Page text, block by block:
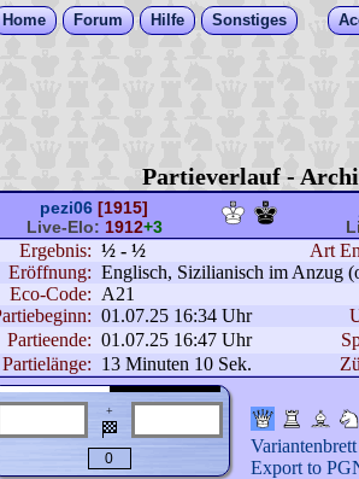
Home Forum Hilfe Sonstiges
Partieverlauf -
pezi06 [1915]
Live-Elo: 1912+3
Ergebnis: ½ - ½ Art
Eröffnung: Englisch, Sizilianisch im Anzug
Eco-Code: A21
01.07.25 16:34 Uhr
Partieende: 01.07.25 16:47 Uhr
Partielänge: 13 Minuten 10 Sek.
+
🏁
Variantenbrett
Export to